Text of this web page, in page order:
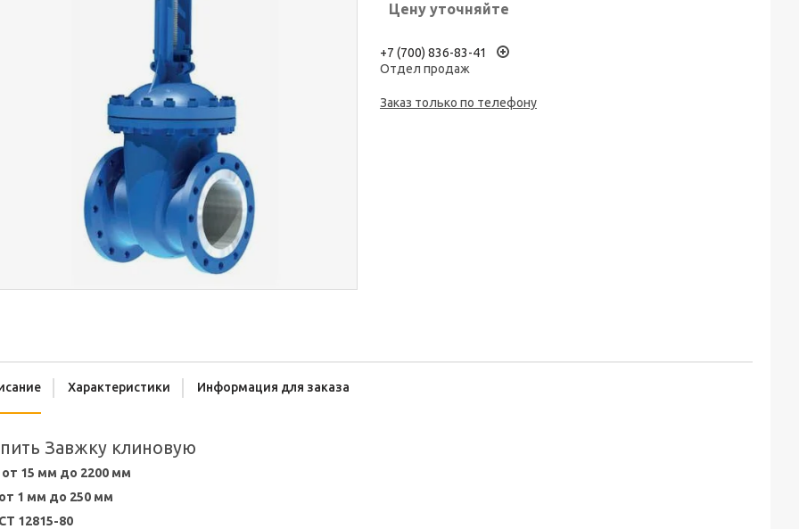
Цену уточняйте
+7 (700) 836-83-41
Отдел продаж
Заказ только по телефону
Характеристики Информация для заказа
Завжку клиновую
15 мм до 2200 мм
1 мм до 250 мм
12815-80